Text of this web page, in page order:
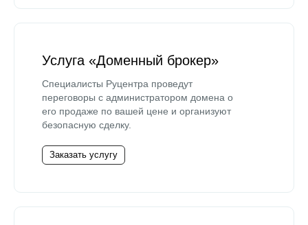
Услуга «Доменный брокер»
Специалисты Руцентра проведут
переговоры с администратором домена о
его продаже по вашей цене и организуют
безопасную сделку.
Заказать услугу